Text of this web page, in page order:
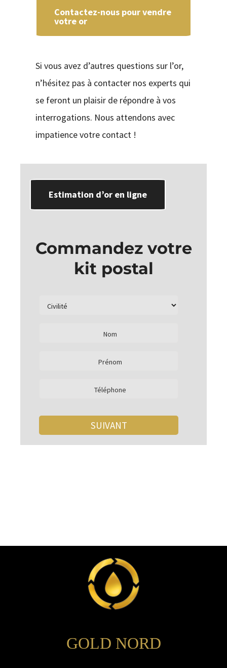
Contactez-nous pour vendre
votre or
Si vous avez d’autres questions sur l’or,
n’hésitez pas à contacter nos experts qui
se feront un plaisir de répondre à vos
interrogations. Nous attendons avec
impatience votre contact !
Estimation d’or en ligne
Commandez votre
kit postal
GOLD NORD